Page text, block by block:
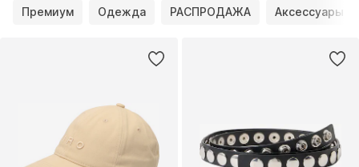
Премиум Одежда РАСПРОДАЖА Аксессуары